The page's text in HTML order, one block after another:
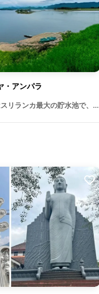
・アンパラ
リランカ最大の貯水池で、…